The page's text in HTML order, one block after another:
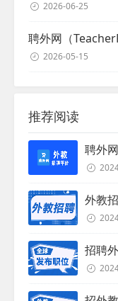
2026-06-25
聘外网（
2026-05-15
推荐阅读
聘外
外教